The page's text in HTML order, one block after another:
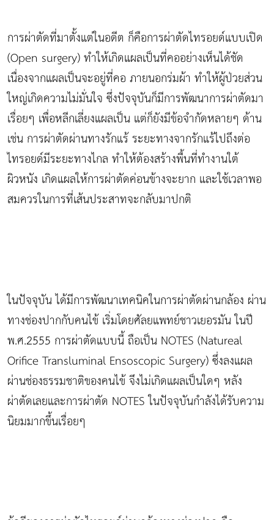
การผ่าตัดที่มาตั้งแต่ในอดีต ก็คือการผ่าตัดไทรอยด์แบบเปิด
(Open surgery) ทำให้เกิดแผลเป็นที่คออย่างเห็นได้ชัด
เนื่องจากแผลเป็นจะอยู่ที่คอ ภายนอกร่มผ้า ทำให้ผู้ป่วยส่วน
ใหญ่เกิดความไม่มั่นใจ ซึ่งปัจจุบันก็มีการพัฒนาการผ่าตัดมา
เรื่อยๆ เพื่อหลีกเลี่ยงแผลเป็น แต่ก็ยังมีข้อจำกัดหลายๆ ด้าน
เช่น การผ่าตัดผ่านทางรักแร้ ระยะทางจากรักแร้ไปถึงต่อ
ไทรอยด์มีระยะทางไกล ทำให้ต้องสร้างพื้นที่ทำงานใต้
ผิวหนัง เกิดแผลให้การผ่าตัดค่อนข้างจะยาก และใช้เวลาพอ
สมควรในการที่เส้นประสาทจะกลับมาปกติ
ในปัจจุบัน ได้มีการพัฒนาเทคนิคในการผ่าตัดผ่านกล้อง ผ่าน
ทางช่องปากกับคนไข้ เริ่มโดยศัลยแพทย์ชาวเยอรมัน ในปี
พ.ศ.2555 การผ่าตัดแบบนี้ ถือเป็น NOTES (Natureal
Orifice Transluminal Ensoscopic Surgery) ซึ่งลงแผล
ผ่านช่องธรรมชาติของคนไข้ จึงไม่เกิดแผลเป็นใดๆ หลัง
ผ่าตัดเลยและการผ่าตัด NOTES ในปัจจุบันกำลังได้รับความ
นิยมมากขึ้นเรื่อยๆ